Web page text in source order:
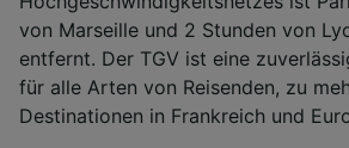
von Marseille und 2 Stunden von
entfernt. Der TGV ist eine
für alle Arten von Reisenden, zu
Destinationen in Frankreich und